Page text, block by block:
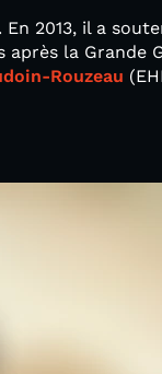
2013, il a
la Grande
Rouzeau